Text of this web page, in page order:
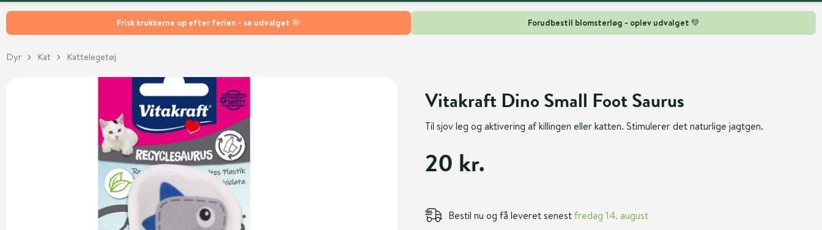
Frisk krukkerne op efter ferien - se udvalget 🌸 Forudbestil blomsterløg - oplev udvalget 💚
Dyr Kat Kattelegetøj
Vitakraft Dino Small Foot Saurus
Til sjov leg og aktivering af killingen eller katten. Stimulerer det naturlige jagtgen.
20 kr.
Bestil nu og få leveret senestfredag 14. august